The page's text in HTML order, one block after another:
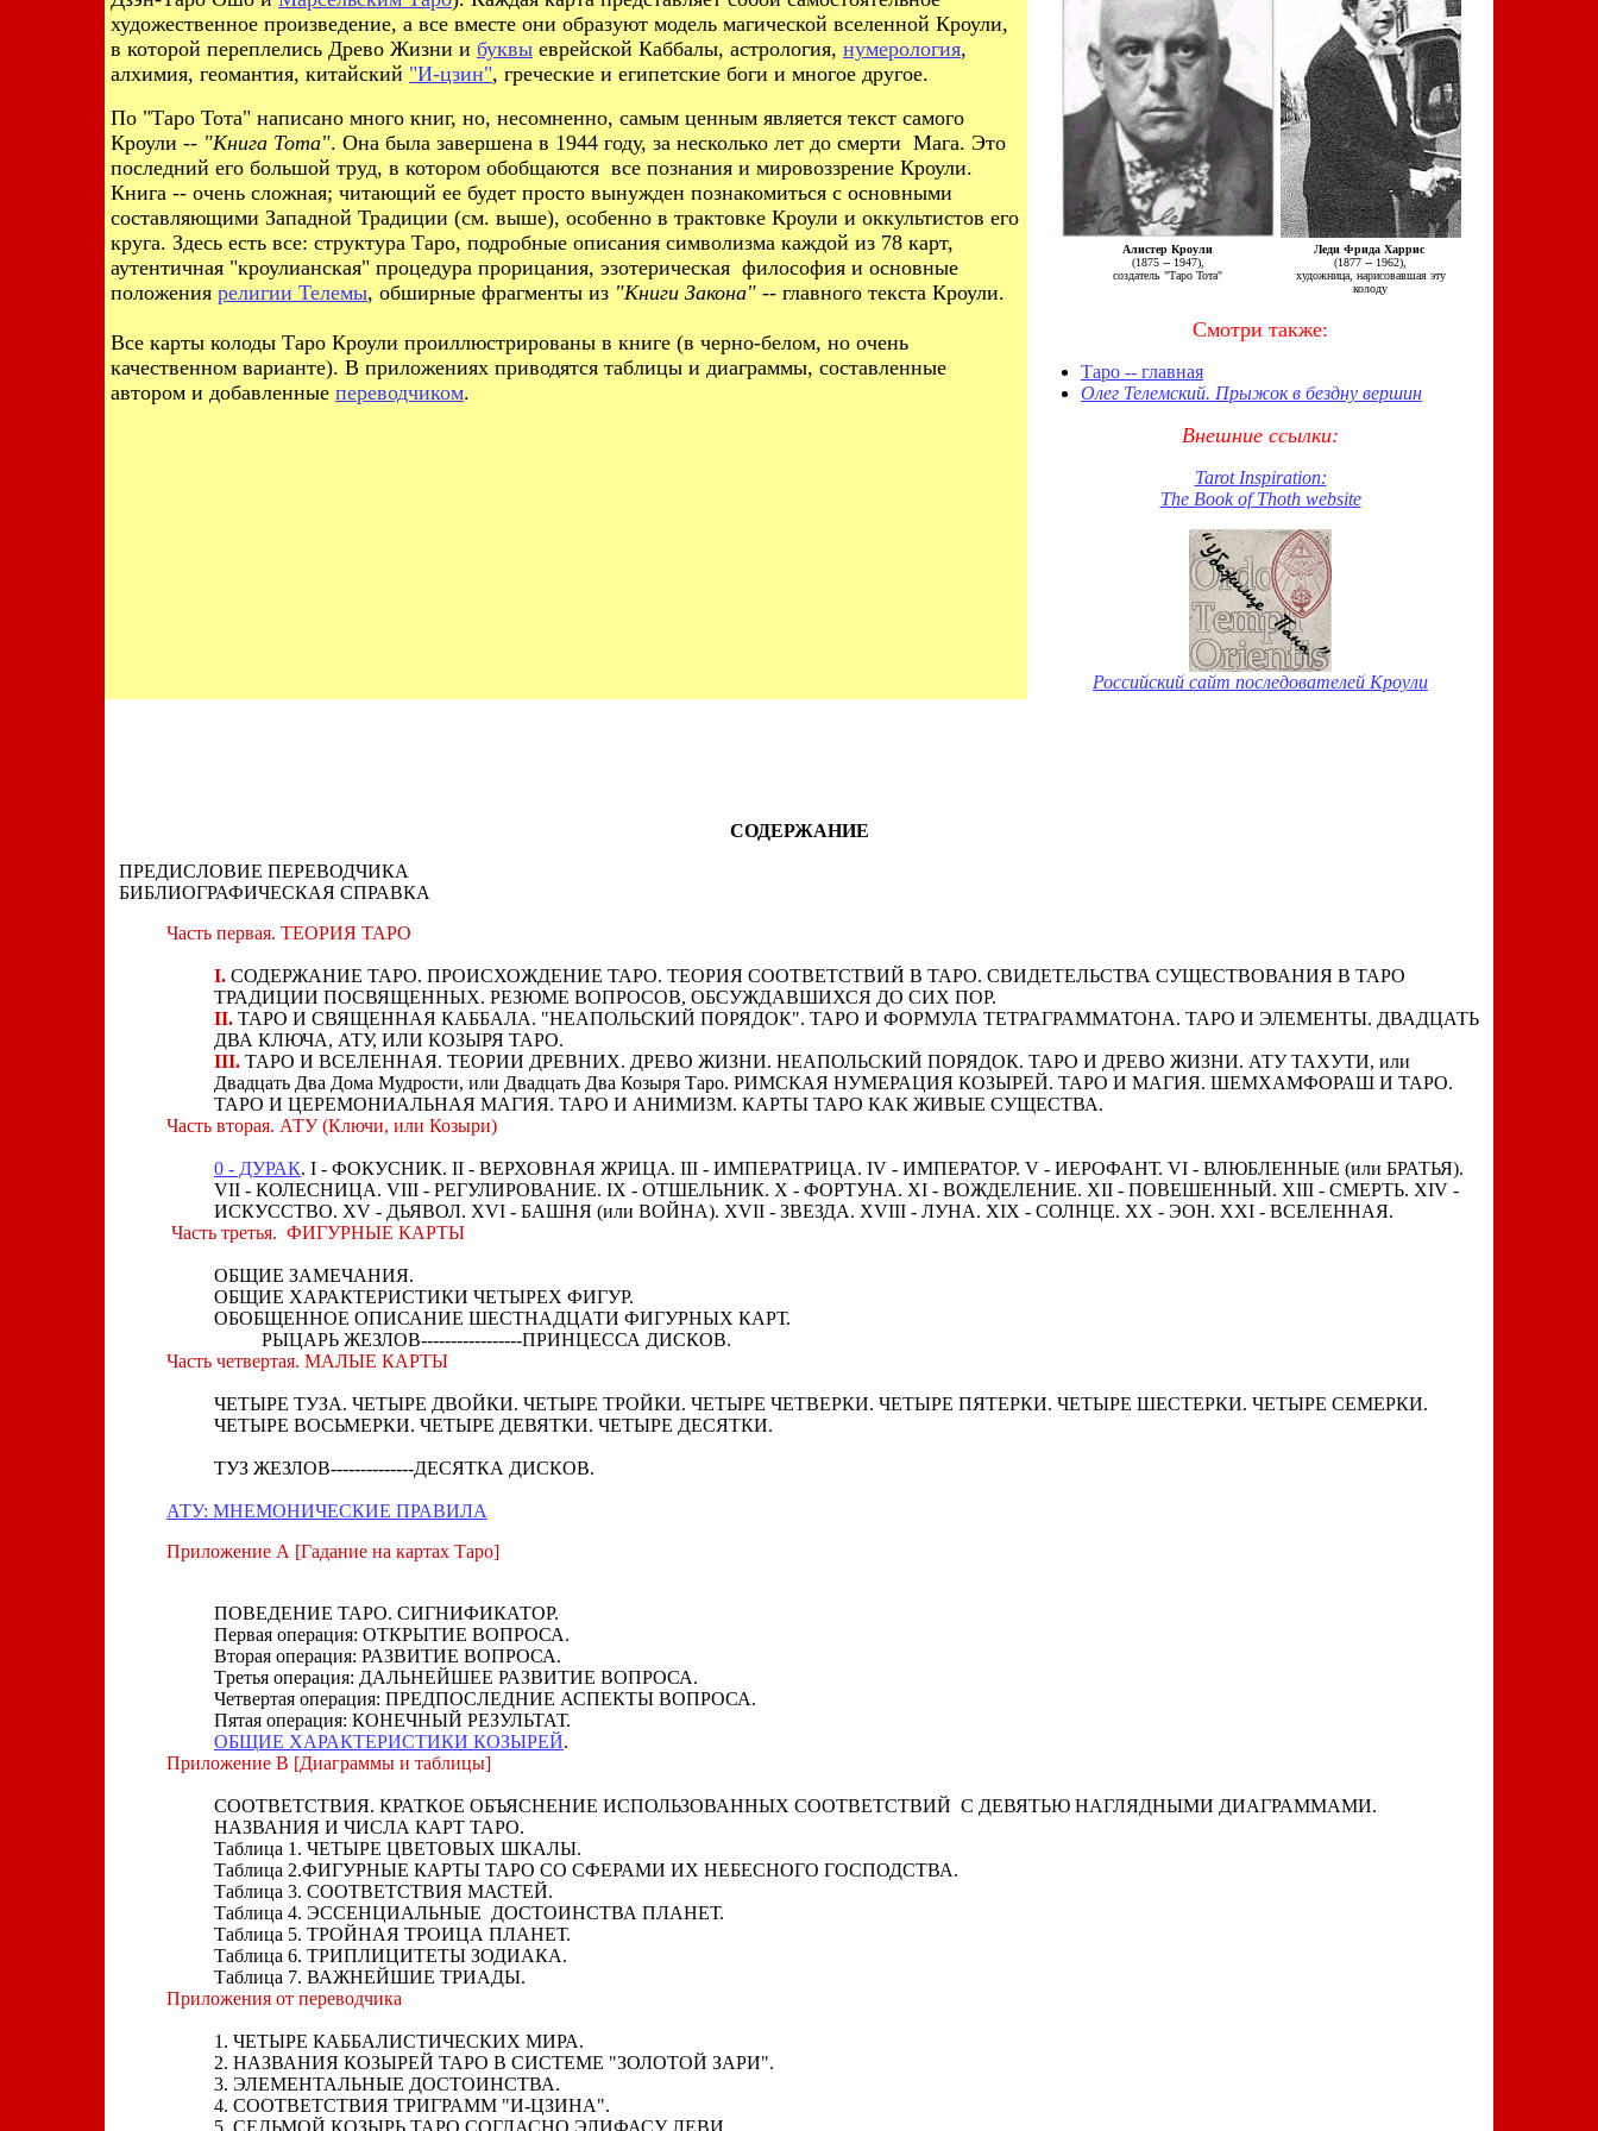
художественное произведение, а все вместе они образуют модель магической вселенной Кроули,
в которой переплелись Древо Жизни и буквы еврейской Каббалы, астрология, нумерология,
алхимия, геомантия, китайский "И-цзин", греческие и египетские боги и многое другое.
По "Таро Тота" написано много книг, но, несомненно, самым ценным является текст самого
Кроули -- "Книга Тота". Она была завершена в 1944 году, за несколько лет до смерти Мага. Это
последний его большой труд, в котором обобщаются все познания и мировоззрение Кроули.
Книга -- очень сложная; читающий ее будет просто вынужден познакомиться с основными
составляющими Западной Традиции (см. выше), особенно в трактовке Кроули и оккультистов его
круга. Здесь есть все: структура Таро, подробные описания символизма каждой из 78 карт,
аутентичная "кроулианская" процедура прорицания, эзотерическая философия и основные
положения религии Телемы, обширные фрагменты из "Книги Закона" -- главного текста Кроули.
Все карты колоды Таро Кроули проиллюстрированы в книге (в черно-белом, но очень
качественном варианте). В приложениях приводятся таблицы и диаграммы, составленные
автором и добавленные переводчиком.
Алистер Кроули
(1875 -- 1947),
создатель "Таро Тота"
Леди Фрида Харрис
(1877 -- 1962),
художница, нарисовавшая эту
колоду
Смотри также:
Таро -- главная
Олег Телемский. Прыжок в бездну вершин
Внешние ссылки:
Tarot Inspiration:
The Book of Thoth website
Российский сайт последователей Кроули
СОДЕРЖАНИЕ
ПРЕДИСЛОВИЕ ПЕРЕВОДЧИКА
БИБЛИОГРАФИЧЕСКАЯ СПРАВКА
Часть первая. ТЕОPИЯ ТАPО
I. СОДЕРЖАНИЕ ТАРО. ПPОИСХОЖДЕНИЕ ТАPО. ТЕОPИЯ СООТВЕТСТВИЙ В ТАPО. СВИДЕТЕЛЬСТВА СУЩЕСТВОВАНИЯ В ТАРО
ТРАДИЦИИ ПОСВЯЩЕННЫХ. РЕЗЮМЕ ВОПРОСОВ, ОБСУЖДАВШИХСЯ ДО СИХ ПОР.
II. ТАРО И СВЯЩЕННАЯ КАББАЛА. "НЕАПОЛЬСКИЙ ПОРЯДОК". ТАРО И ФОРМУЛА ТЕТРАГРАММАТОНА. ТАРО И ЭЛЕМЕНТЫ. ДВАДЦАТЬ
ДВА КЛЮЧА, АТУ, ИЛИ КОЗЫРЯ ТАРО.
III. ТАРО И ВСЕЛЕННАЯ. ТЕОРИИ ДРЕВНИХ. ДРЕВО ЖИЗНИ. НЕАПОЛЬСКИЙ ПОРЯДОК. ТАРО И ДРЕВО ЖИЗНИ. АТУ ТАХУТИ, или
Двадцать Два Дома Мудрости, или Двадцать Два Козыря Таро. РИМСКАЯ НУМЕРАЦИЯ КОЗЫРЕЙ. ТАРО И МАГИЯ. ШЕМХАМФОРАШ И ТАРО.
ТАРО И ЦЕРЕМОНИАЛЬНАЯ МАГИЯ. ТАРО И АНИМИЗМ. КАРТЫ ТАРО КАК ЖИВЫЕ СУЩЕСТВА.
Часть вторая. АТУ (Ключи, или Козыри)
0 - ДУРАК. I - ФОКУСНИК. II - ВЕРХОВНАЯ ЖРИЦА. III - ИМПЕРАТРИЦА. IV - ИМПЕРАТОР. V - ИЕРОФАНТ. VI - ВЛЮБЛЕННЫЕ (или БРАТЬЯ).
VII - КОЛЕСНИЦА. VIII - РЕГУЛИРОВАНИЕ. IX - ОТШЕЛЬНИК. X - ФОРТУНА. XI - ВОЖДЕЛЕНИЕ. XII - ПОВЕШЕННЫЙ. XIII - СМЕРТЬ. XIV -
ИСКУССТВО. XV - ДЬЯВОЛ. XVI - БАШНЯ (или ВОЙНА). XVII - ЗВЕЗДА. XVIII - ЛУНА. XIX - СОЛНЦЕ. XX - ЭОН. XXI - ВСЕЛЕННАЯ.
Часть третья. ФИГУРНЫЕ КАРТЫ
ОБЩИЕ ЗАМЕЧАНИЯ.
ОБЩИЕ ХАРАКТЕРИСТИКИ ЧЕТЫРЕХ ФИГУР.
ОБОБЩЕННОЕ ОПИСАНИЕ ШЕСТНАДЦАТИ ФИГУРНЫХ КАРТ.
РЫЦАРЬ ЖЕЗЛОВ-----------------ПРИНЦЕССА ДИСКОВ.
Часть четвертая. МАЛЫЕ КАРТЫ
ЧЕТЫРЕ ТУЗА. ЧЕТЫРЕ ДВОЙКИ. ЧЕТЫРЕ ТРОЙКИ. ЧЕТЫРЕ ЧЕТВЕРКИ. ЧЕТЫРЕ ПЯТЕРКИ. ЧЕТЫРЕ ШЕСТЕРКИ. ЧЕТЫРЕ СЕМЕРКИ.
ЧЕТЫРЕ ВОСЬМЕРКИ. ЧЕТЫРЕ ДЕВЯТКИ. ЧЕТЫРЕ ДЕСЯТКИ.
ТУЗ ЖЕЗЛОВ--------------ДЕСЯТКА ДИСКОВ.
АТУ: МНЕМОНИЧЕСКИЕ ПРАВИЛА
Приложение А [Гадание на картах Таро]
ПОВЕДЕНИЕ ТАРО. СИГНИФИКАТОР.
Пеpвая опеpация: ОТКРЫТИЕ ВОПРОСА.
Втоpая опеpация: РАЗВИТИЕ ВОПРОСА.
Тpетья опеpация: ДАЛЬНЕЙШЕЕ РАЗВИТИЕ ВОПРОСА.
Четвеpтая опеpация: ПРЕДПОСЛЕДНИЕ АСПЕКТЫ ВОПРОСА.
Пятая опеpация: КОНЕЧНЫЙ РЕЗУЛЬТАТ.
ОБЩИЕ ХАРАКТЕРИСТИКИ КОЗЫРЕЙ.
Приложение В [Диаграммы и таблицы]
СООТВЕТСТВИЯ. КРАТКОЕ ОБЪЯСНЕНИЕ ИСПОЛЬЗОВАННЫХ СООТВЕТСТВИЙ С ДЕВЯТЬЮ НАГЛЯДНЫМИ ДИАГРАММАМИ.
НАЗВАНИЯ И ЧИСЛА КАРТ ТАРО.
Таблица 1. ЧЕТЫРЕ ЦВЕТОВЫХ ШКАЛЫ.
Таблица 2.ФИГУРНЫЕ КАРТЫ ТАРО СО СФЕРАМИ ИХ НЕБЕСНОГО ГОСПОДСТВА.
Таблица 3. СООТВЕТСТВИЯ МАСТЕЙ.
Таблица 4. ЭССЕНЦИАЛЬНЫЕ ДОСТОИНСТВА ПЛАНЕТ.
Таблица 5. ТРОЙНАЯ ТРОИЦА ПЛАНЕТ.
Таблица 6. ТРИПЛИЦИТЕТЫ ЗОДИАКА.
Таблица 7. ВАЖНЕЙШИЕ ТРИАДЫ.
Приложения от переводчика
1. ЧЕТЫРЕ КАББАЛИСТИЧЕСКИХ МИРА.
2. НАЗВАНИЯ КОЗЫРЕЙ ТАРО В СИСТЕМЕ "ЗОЛОТОЙ ЗАРИ".
3. ЭЛЕМЕНТАЛЬНЫЕ ДОСТОИНСТВА.
4. СООТВЕТСТВИЯ ТРИГРАММ "И-ЦЗИНА".
5. СЕДЬМОЙ КОЗЫРЬ ТАРО СОГЛАСНО ЭЛИФАСУ ЛЕВИ.